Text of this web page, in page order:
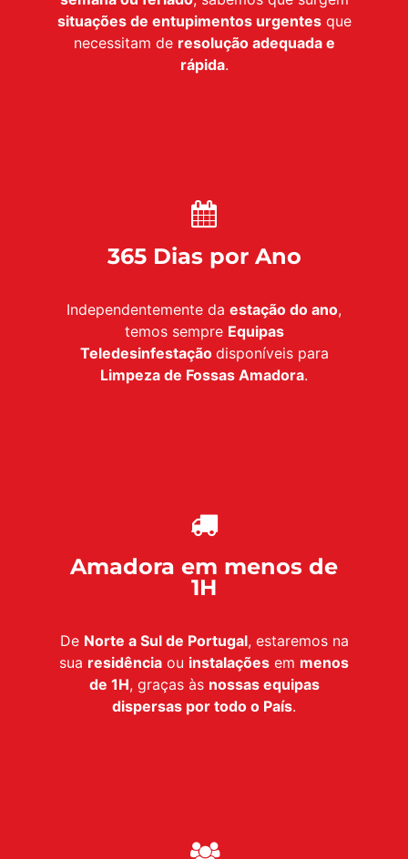
situações de entupimentos urgentesque
necessitam de resolução adequada e
rápida.
365 Dias por Ano
Independentemente da estação do ano,
temos sempre Equipas
Teledesinfestação disponíveis para
Limpeza de Fossas Amadora.
Amadora em menos de
1H
De Norte a Sul de Portugal, estaremos na
sua residência ou instalações em menos
de 1H, graças às nossas equipas
dispersas por todo o País.